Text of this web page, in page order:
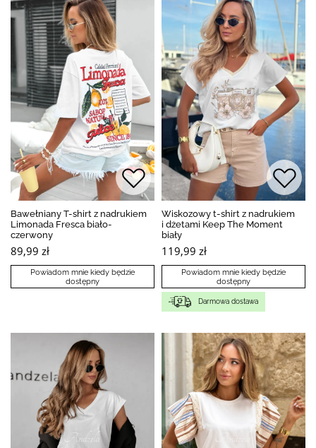
Bawełniany T-shirt z nadrukiem
Limonada Fresca biało-
czerwony
89,99 zł
Powiadom mnie kiedy będzie
dostępny
Wiskozowy t-shirt z nadrukiem
i dżetami Keep The Moment
biały
119,99 zł
Powiadom mnie kiedy będzie
dostępny
Darmowa dostawa